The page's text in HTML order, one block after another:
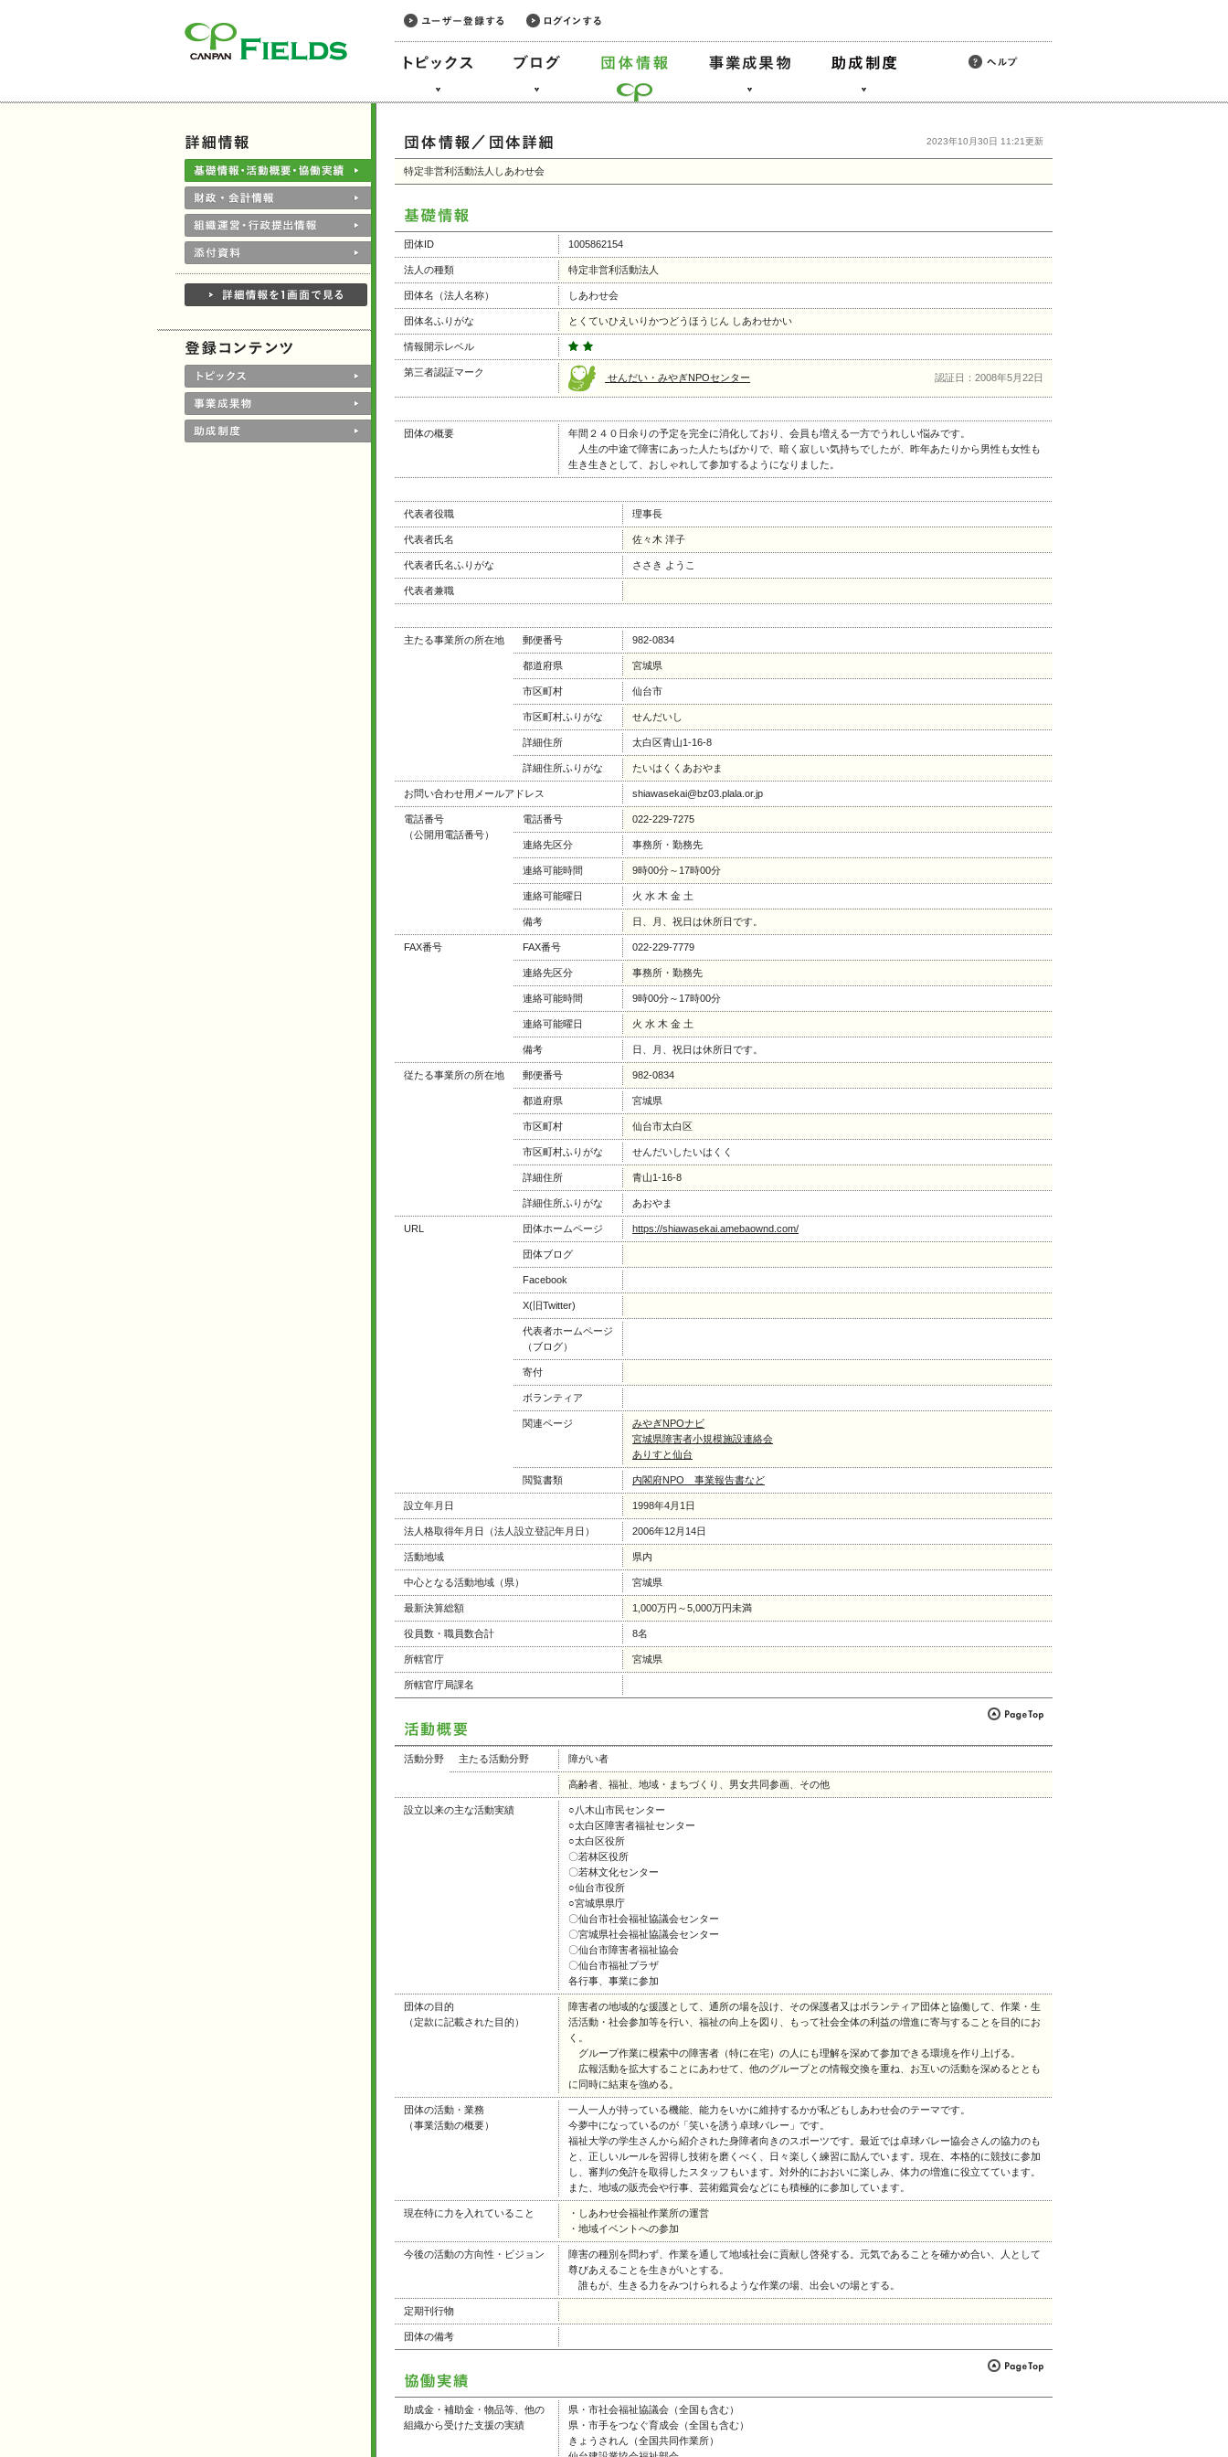
2023年10月30日 11:21更新
特定非営利活動法人しあわせ会
団体ID 1005862154
法人の種類 特定非営利活動法人
団体名（法人名称） しあわせ会
団体名ふりがな とくていひえいりかつどうほうじん しあわせかい
情報開示レベル
第三者認証マーク せんだい・みやぎNPOセンター 認証日：2008年5月22日
団体の概要
年間２４０日余りの予定を完全に消化しており、会員も増える一方でうれしい悩みです。
人生の中途で障害にあった人たちばかりで、暗く寂しい気持ちでしたが、昨年あたりから男性も女性も
生き生きとして、おしゃれして参加するようになりました。
代表者役職 理事長
代表者氏名 佐々木 洋子
代表者氏名ふりがな ささき ようこ
代表者兼職
主たる事業所の所在地 郵便番号 982-0834
都道府県 宮城県
市区町村 仙台市
市区町村ふりがな せんだいし
詳細住所 太白区青山1-16-8
詳細住所ふりがな たいはくくあおやま
お問い合わせ用メールアドレス shiawasekai@bz03.plala.or.jp
電話番号
（公開用電話番号）
電話番号 022-229-7275
連絡先区分 事務所・勤務先
連絡可能時間 9時00分～17時00分
連絡可能曜日 火 水 木 金 土
備考 日、月、祝日は休所日です。
FAX番号 FAX番号 022-229-7779
連絡先区分 事務所・勤務先
連絡可能時間 9時00分～17時00分
連絡可能曜日 火 水 木 金 土
備考 日、月、祝日は休所日です。
従たる事業所の所在地 郵便番号 982-0834
都道府県 宮城県
市区町村 仙台市太白区
市区町村ふりがな せんだいしたいはくく
詳細住所 青山1-16-8
詳細住所ふりがな あおやま
URL 団体ホームページ https://shiawasekai.amebaownd.com/
団体ブログ
Facebook
X(旧Twitter)
代表者ホームページ
（ブログ）
寄付
ボランティア
関連ページ
みやぎNPOナビ
宮城県障害者小規模施設連絡会
ありすと仙台
閲覧書類 内閣府NPO 事業報告書など
設立年月日 1998年4月1日
法人格取得年月日（法人設立登記年月日） 2006年12月14日
活動地域 県内
中心となる活動地域（県） 宮城県
最新決算総額 1,000万円～5,000万円未満
役員数・職員数合計 8名
所轄官庁 宮城県
所轄官庁局課名
活動分野 主たる活動分野 障がい者
高齢者、福祉、地域・まちづくり、男女共同参画、その他
設立以来の主な活動実績
○八木山市民センター
○太白区障害者福祉センター
○太白区役所
〇若林区役所
〇若林文化センター
○仙台市役所
○宮城県県庁
〇仙台市社会福祉協議会センター
〇宮城県社会福祉協議会センター
〇仙台市障害者福祉協会
〇仙台市福祉プラザ
各行事、事業に参加
団体の目的
（定款に記載された目的）
障害者の地域的な援護として、通所の場を設け、その保護者又はボランティア団体と協働して、作業・生
活活動・社会参加等を行い、福祉の向上を図り、もって社会全体の利益の増進に寄与することを目的にお
く。
グループ作業に模索中の障害者（特に在宅）の人にも理解を深めて参加できる環境を作り上げる。
広報活動を拡大することにあわせて、他のグループとの情報交換を重ね、お互いの活動を深めるととも
に同時に結束を強める。
団体の活動・業務
（事業活動の概要）
一人一人が持っている機能、能力をいかに維持するかが私どもしあわせ会のテーマです。
今夢中になっているのが「笑いを誘う卓球バレー」です。
福祉大学の学生さんから紹介された身障者向きのスポーツです。最近では卓球バレー協会さんの協力のも
と、正しいルールを習得し技術を磨くべく、日々楽しく練習に励んでいます。現在、本格的に競技に参加
し、審判の免許を取得したスタッフもいます。対外的におおいに楽しみ、体力の増進に役立てています。
また、地域の販売会や行事、芸術鑑賞会などにも積極的に参加しています。
現在特に力を入れていること
・しあわせ会福祉作業所の運営
・地域イベントへの参加
今後の活動の方向性・ビジョン
障害の種別を問わず、作業を通して地域社会に貢献し啓発する。元気であることを確かめ合い、人として
尊びあえることを生きがいとする。
誰もが、生きる力をみつけられるような作業の場、出会いの場とする。
定期刊行物
団体の備考
助成金・補助金・物品等、他の
組織から受けた支援の実績
県・市社会福祉協議会（全国も含む）
県・市手をつなぐ育成会（全国も含む）
きょうされん（全国共同作業所）